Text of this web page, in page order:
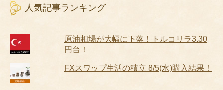
人気記事ランキング
原油相場が大幅に下落！トルコリラ3.30
円台！
FXスワップ生活の積立 8/5(水)購入結果！